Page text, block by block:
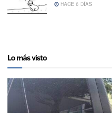
HACE 6 DÍAS
Lo más visto